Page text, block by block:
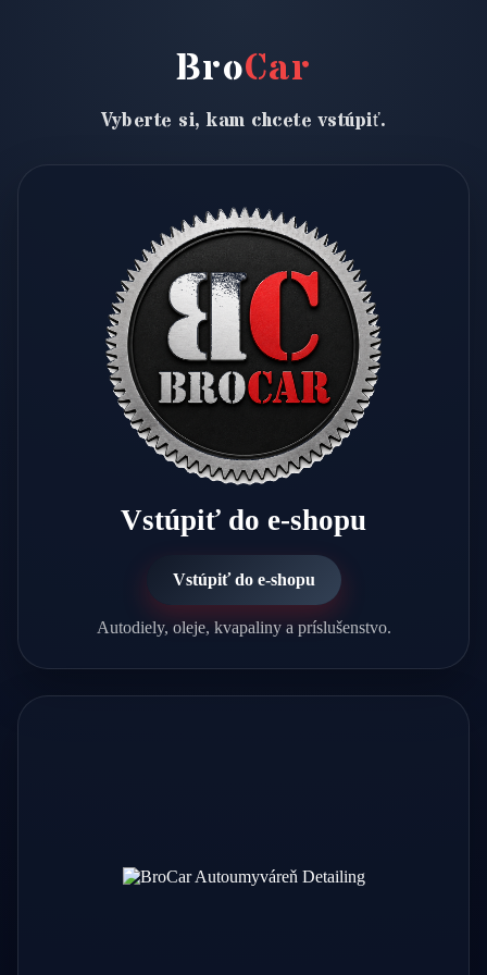
BroCar
Vyberte si, kam chcete vstúpiť.
Vstúpiť do e-shopu
Vstúpiť do e-shopu
Autodiely, oleje, kvapaliny a príslušenstvo.